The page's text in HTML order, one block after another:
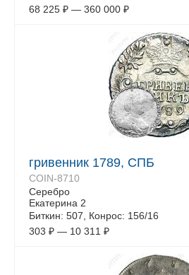
68 225 ₽ — 360 000 ₽
гривенник 1789, СПБ
COIN-8710
Серебро
Екатерина 2
Биткин: 507, Конрос: 156/16
303 ₽ — 10 311 ₽